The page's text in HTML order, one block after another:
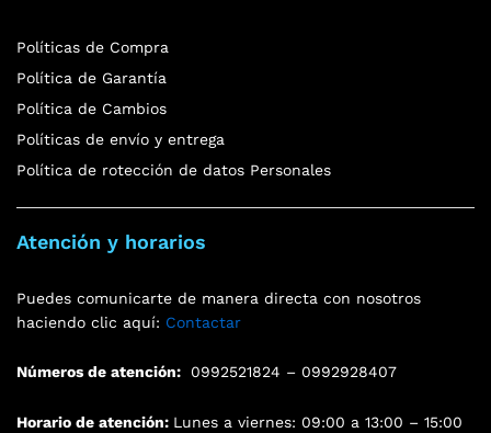
Políticas de Compra
Política de Garantía
Política de Cambios
Políticas de envío y entrega
Política de rotección de datos Personales
Atención y horarios
Puedes comunicarte de manera directa con nosotros
haciendo clic aquí: Contactar
Números de atención: 0992521824 – 0992928407
Horario de atención: Lunes a viernes: 09:00 a 13:00 – 15:00